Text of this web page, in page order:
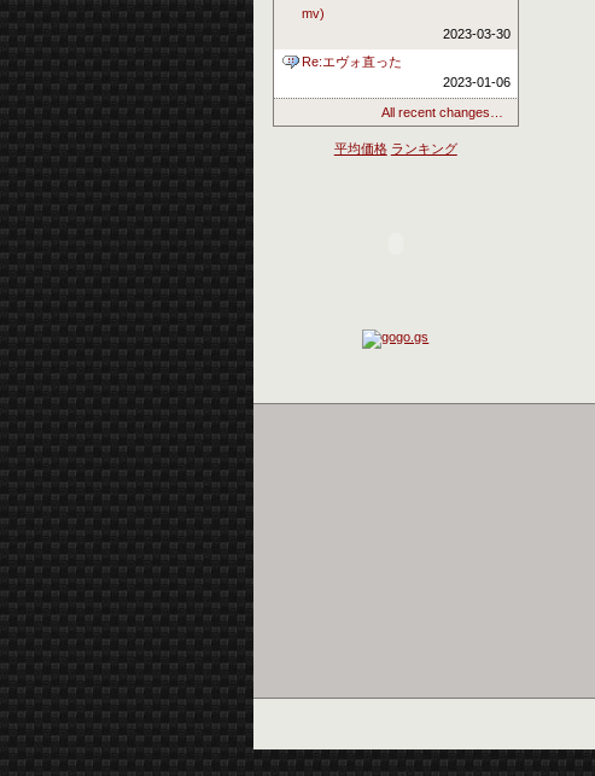
mv)
2023-03-30
Re:エヴォ直った
2023-01-06
All recent changes…
平均価格 ランキング